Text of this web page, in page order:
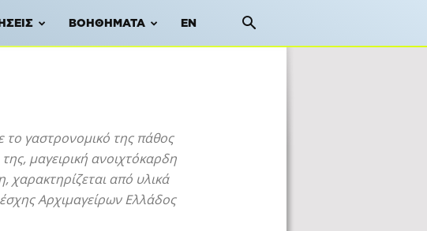
ΒΟΗΘΉΜΑΤΑ EN
το γαστρονομικό της πάθος
μαγειρική ανοιχτόκαρδη
χαρακτηρίζεται από υλικά
Αρχιμαγείρων Ελλάδος